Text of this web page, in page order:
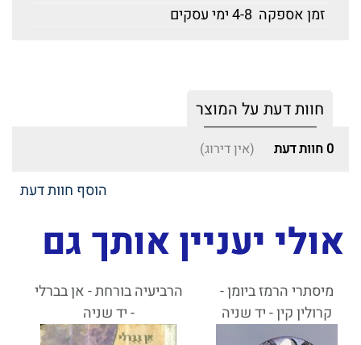
זמן אספקה 4-8 ימי עסקים
חוות דעת על המוצר
0 חוות דעת (אין דירוג)
הוסף חוות דעת
אולי יעניין אותך גם
מיסתרי הרמז ביומן -
קרולין קין - יד שניה
הרביעיה בורחת - אן בברלי
- יד שניה